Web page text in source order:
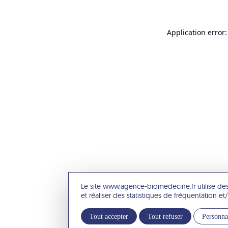
Le site www.agence-biomedecine.fr utilise
et réaliser des statistiques de fréquentation
Tout accepter Tout refuser
Application